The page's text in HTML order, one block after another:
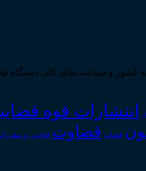
راستای تحقق اهداف سند چشم‌انداز بیست ساله کشور و
انتشارات قوه
قضات قضاوت